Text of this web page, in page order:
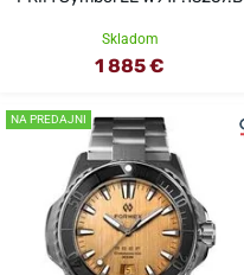
Skladom
1 885 €
NA PREDAJNI